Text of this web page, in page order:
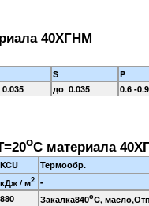
40ХГНМ
S
P
до 0.035 0.6 -0.9
oС материала
KCU
Термообр.
кДж / м2 -
880 Закалка840oC,